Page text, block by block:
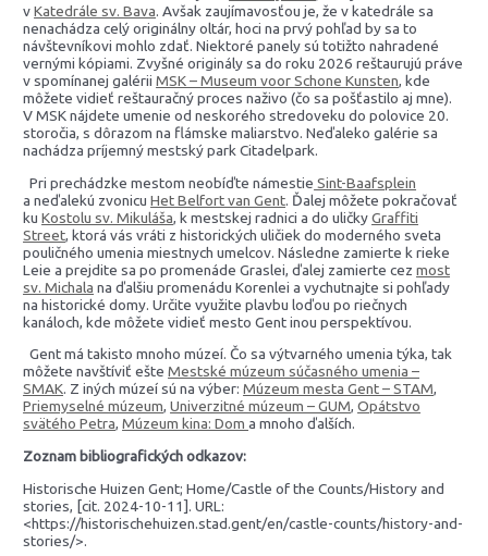
vKatedrále sv. Bava. Avšak zaujímavosťou je, že v katedrále sa
nenachádza celý originálny oltár, hoci na prvý pohľad by sa to
návštevníkovi mohlo zdať. Niektoré panely sú totižto nahradené
vernými kópiami. Zvyšné originály sa do roku 2026 reštaurujú práve
v spomínanej galériiMSK – Museum voor Schone Kunsten, kde
môžete vidieť reštauračný proces naživo (čo sa pošťastilo aj mne).
V MSK nájdete umenie od neskorého stredoveku do polovice 20.
storočia, s dôrazom na flámske maliarstvo. Neďaleko galérie sa
nachádza príjemný mestský park Citadelpark.
Pri prechádzke mestom neobíďte námestie Sint-Baafsplein
a neďalekú zvonicuHet Belfort van Gent. Ďalej môžete pokračovať
kuKostolu sv. Mikuláša, k mestskej radnici a do uličkyGraffiti
Street, ktorá vás vráti z historických uličiek do moderného sveta
pouličného umenia miestnych umelcov. Následne zamierte k rieke
Leie a prejdite sa po promenáde Graslei, ďalej zamierte cezmost
sv. Michala na ďalšiu promenádu Korenlei a vychutnajte si pohľady
na historické domy. Určite využite plavbu loďou po riečnych
kanáloch, kde môžete vidieť mesto Gent inou perspektívou.
Gent má takisto mnoho múzeí. Čo sa výtvarného umenia týka, tak
môžete navštíviť ešteMestské múzeum súčasného umenia –
SMAK. Z iných múzeí sú na výber:Múzeum mesta Gent – STAM,
Priemyselné múzeum,Univerzitné múzeum – GUM,Opátstvo
svätého Petra,Múzeum kina: Doma mnoho ďalších.
Zoznam bibliografických odkazov:
Historische Huizen Gent; Home/Castle of the Counts/History and
stories, [cit. 2024-10-11]. URL:
<https://historischehuizen.stad.gent/en/castle-counts/history-and-
stories/>.